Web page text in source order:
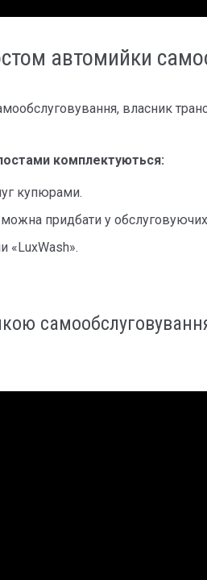
автомийки
власник
постами комплектуються:
купюрами.
придбати у
«LuxWash».